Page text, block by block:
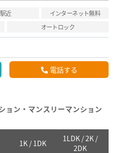
駅近
インターネット無料
オートロック
電話する
ョン・マンスリーマンション
1K / 1DK
1LDK / 2K /
2DK